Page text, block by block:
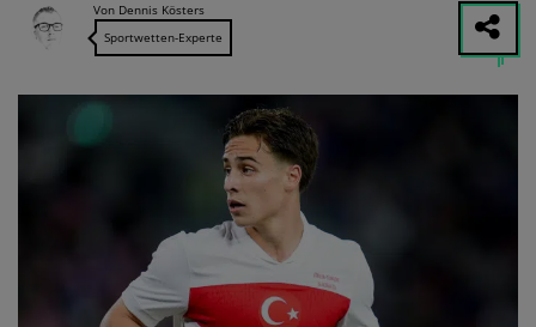
Von Dennis Kösters
Sportwetten-Experte